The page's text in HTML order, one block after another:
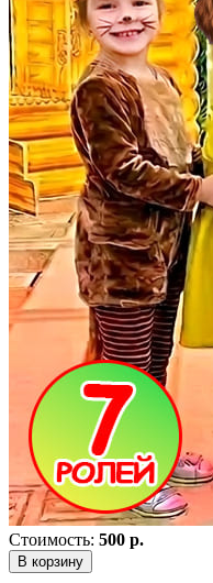
Стоимость: 500 р.
В корзину